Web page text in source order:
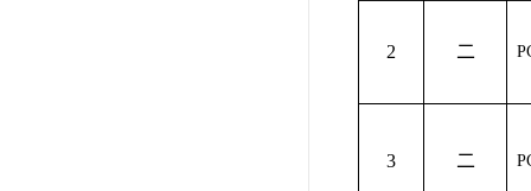
2 二
3 二